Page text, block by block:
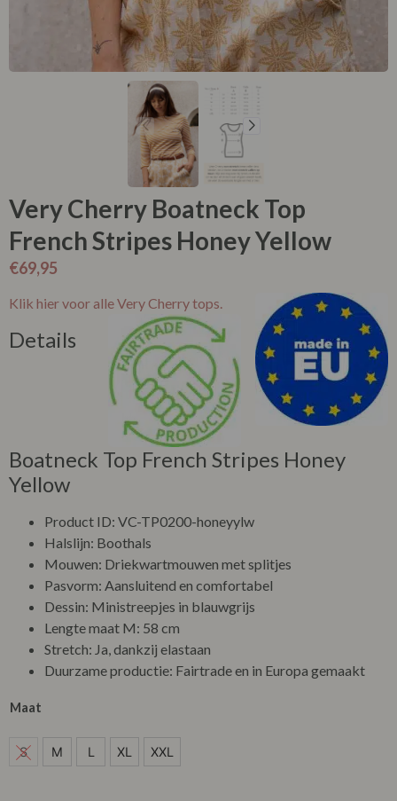
Very Cherry Boatneck Top
French Stripes Honey Yellow
€69,95
Klik hier voor alle Very Cherry tops.
Details
Boatneck Top French Stripes Honey
Yellow
Product ID: VC-TP0200-honeyylw
Halslijn: Boothals
Mouwen: Driekwartmouwen met splitjes
Pasvorm: Aansluitend en comfortabel
Dessin: Ministreepjes in blauwgrijs
Lengte maat M: 58 cm
Stretch: Ja, dankzij elastaan
Duurzame productie: Fairtrade en in Europa gemaakt
Maat
S
S M L XL XXL